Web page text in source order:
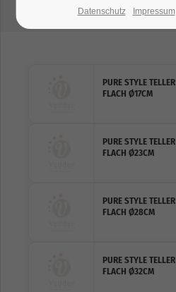
PURE STYLE TELLER
FLACH Ø17CM
PURE STYLE TELLER
FLACH Ø23CM
PURE STYLE TELLER
FLACH Ø28CM
PURE STYLE TELLER
FLACH Ø32CM
Datenschutz Impressum